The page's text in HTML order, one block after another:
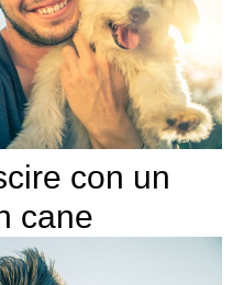
con un
cane